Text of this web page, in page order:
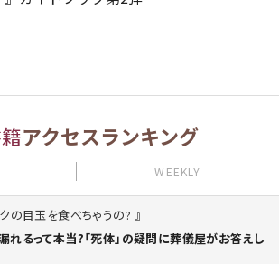
アクセスランキング
WEEKLY
の目玉を食べちゃうの?
れるって本当?「死体」の疑問に葬儀屋がお答えし